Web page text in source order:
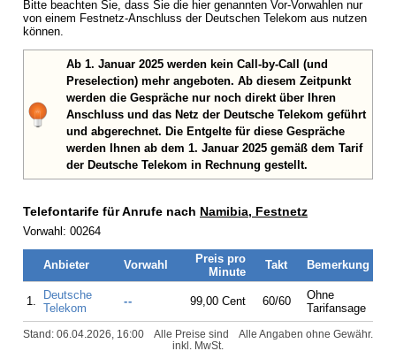
Bitte beachten Sie, dass Sie die hier genannten Vor-Vorwahlen nur
von einem Festnetz-Anschluss der Deutschen Telekom aus nutzen
können.
Ab 1. Januar 2025 werden kein Call-by-Call (und
Preselection) mehr angeboten. Ab diesem Zeitpunkt
werden die Gespräche nur noch direkt über Ihren
Anschluss und das Netz der Deutsche Telekom geführt
und abgerechnet. Die Entgelte für diese Gespräche
werden Ihnen ab dem 1. Januar 2025 gemäß dem Tarif
der Deutsche Telekom in Rechnung gestellt.
Telefontarife für Anrufe nach Namibia, Festnetz
Vorwahl: 00264
Anbieter Vorwahl
Preis pro
Minute
Takt Bemerkung
1.
Deutsche
Telekom
-- 99,00 Cent 60/60
Ohne
Tarifansage
Stand: 06.04.2026, 16:00 Alle Angaben ohne Gewähr.
Alle Preise sind
inkl. MwSt.